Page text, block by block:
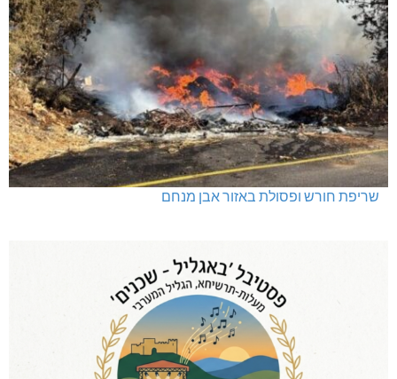
שריפת חורש ופסולת באזור אבן מנחם